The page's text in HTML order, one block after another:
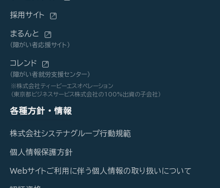
採用サイト
まるんと
（障がい者応援サイト）
コレンド
（障がい者就労支援センター）
※株式会社ティービーエスオペレーション
（東京都ビジネスサービス株式会社の100%出資の子会社）
各種方針・情報
株式会社システナグループ行動規範
個人情報保護方針
Webサイトご利用に伴う個人情報の取り扱いについて